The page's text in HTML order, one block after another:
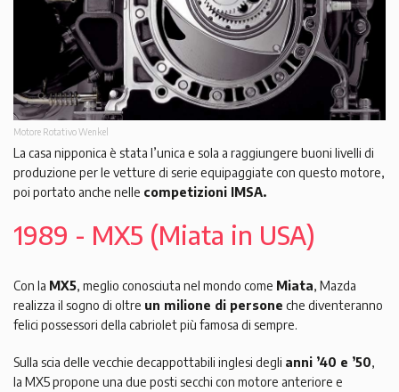
Motore Rotativo Wenkel
La casa nipponica è stata l’unica e sola a raggiungere buoni livelli di
produzione per le vetture di serie equipaggiate con questo motore,
poi portato anche nelle competizioni IMSA.
1989 - MX5 (Miata in USA)
Con la MX5, meglio conosciuta nel mondo come Miata, Mazda
realizza il sogno di oltre un milione di persone che diventeranno
felici possessori della cabriolet più famosa di sempre.
Sulla scia delle vecchie decappottabili inglesi degli anni ’40 e ’50,
la MX5 propone una due posti secchi con motore anteriore e